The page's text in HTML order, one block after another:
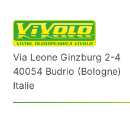
Via Leone Ginzburg 2-4
40054 Budrio (Bologne)
Italie